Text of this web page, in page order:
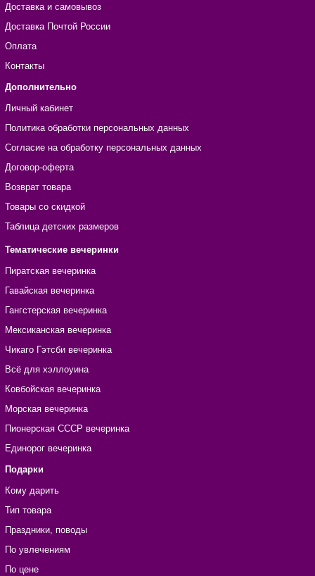
Доставка и самовывоз
Доставка Почтой России
Оплата
Контакты
Дополнительно
Личный кабинет
Политика обработки персональных данных
Согласие на обработку персональных данных
Договор-оферта
Возврат товара
Товары со скидкой
Таблица детских размеров
Тематические вечеринки
Пиратская вечеринка
Гавайская вечеринка
Гангстерская вечеринка
Мексиканская вечеринка
Чикаго Гэтсби вечеринка
Всё для хэллоуина
Ковбойская вечеринка
Морская вечеринка
Пионерская СССР вечеринка
Единорог вечеринка
Подарки
Кому дарить
Тип товара
Праздники, поводы
По увлечениям
По цене